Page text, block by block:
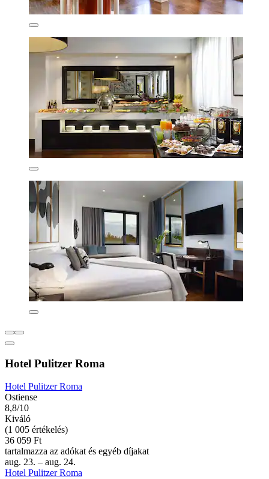
Hotel Pulitzer Roma
Hotel Pulitzer Roma
Ostiense
8,8/10
Kiváló
(1 005 értékelés)
36 059 Ft
tartalmazza az adókat és egyéb díjakat
aug. 23. – aug. 24.
Hotel Pulitzer Roma